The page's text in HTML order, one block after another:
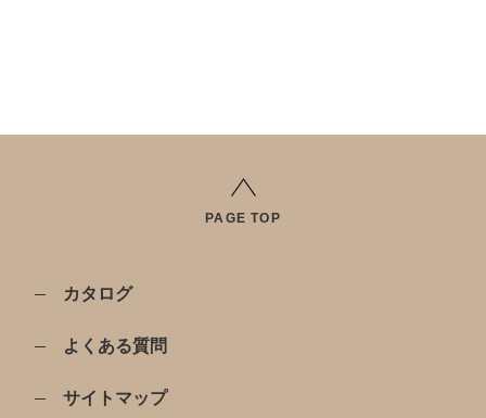
PAGE TOP
カタログ
よくある質問
サイトマップ